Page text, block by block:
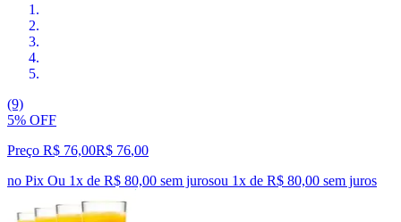
(9)
5% OFF
Preço R$ 76,00R$ 76,00
no Pix Ou 1x de R$ 80,00 sem jurosou 1x de R$ 80,00 sem juros